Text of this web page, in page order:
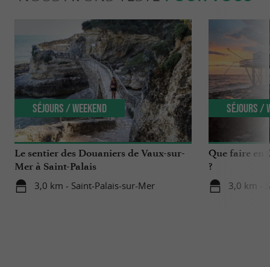
Le sentier des Douaniers de Vaux-sur-
Mer à Saint-Palais
3,0 km - Saint-Palais-sur-Mer
Séjours / Weekend
Que faire en
?
3,0 km -
Séjours /